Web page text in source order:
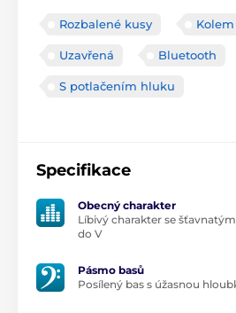
Rozbalené kusy
Uzavřená Bluetooth
S potlačením hluku
Specifikace
Obecný charakter
Líbivý charakter se
do V
Pásmo basů
Posílený bas s úžasnou